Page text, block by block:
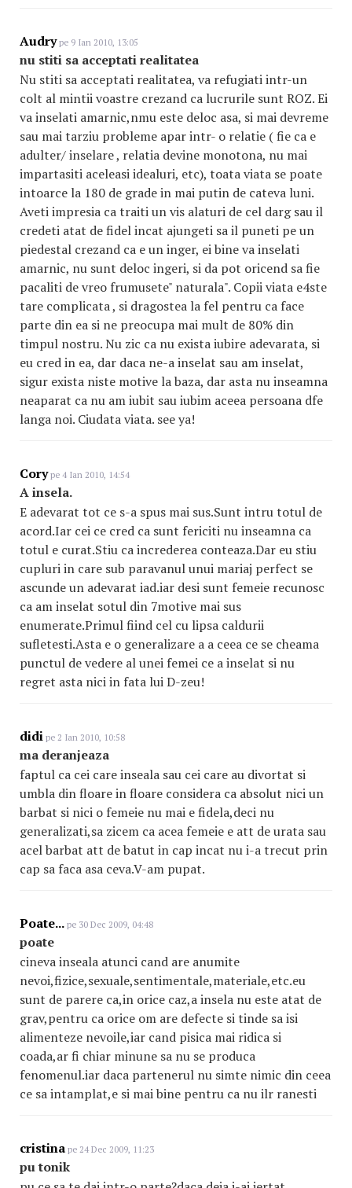
Audrype 9 Ian 2010, 13:05
nu stiti sa acceptati realitatea
Nu stiti sa acceptati realitatea, va refugiati intr-un
colt al mintii voastre crezand ca lucrurile sunt ROZ. Ei
va inselati amarnic,nmu este deloc asa, si mai devreme
sau mai tarziu probleme apar intr- o relatie ( fie ca e
adulter/ inselare , relatia devine monotona, nu mai
impartasiti aceleasi idealuri, etc), toata viata se poate
intoarce la 180 de grade in mai putin de cateva luni.
Aveti impresia ca traiti un vis alaturi de cel darg sau il
credeti atat de fidel incat ajungeti sa il puneti pe un
piedestal crezand ca e un inger, ei bine va inselati
amarnic, nu sunt deloc ingeri, si da pot oricend sa fie
pacaliti de vreo frumusete" naturala". Copii viata e4ste
tare complicata , si dragostea la fel pentru ca face
parte din ea si ne preocupa mai mult de 80% din
timpul nostru. Nu zic ca nu exista iubire adevarata, si
eu cred in ea, dar daca ne-a inselat sau am inselat,
sigur exista niste motive la baza, dar asta nu inseamna
neaparat ca nu am iubit sau iubim aceea persoana dfe
langa noi. Ciudata viata. see ya!
Corype 4 Ian 2010, 14:54
A insela.
E adevarat tot ce s-a spus mai sus.Sunt intru totul de
acord.Iar cei ce cred ca sunt fericiti nu inseamna ca
totul e curat.Stiu ca increderea conteaza.Dar eu stiu
cupluri in care sub paravanul unui mariaj perfect se
ascunde un adevarat iad.iar desi sunt femeie recunosc
ca am inselat sotul din 7motive mai sus
enumerate.Primul fiind cel cu lipsa caldurii
sufletesti.Asta e o generalizare a a ceea ce se cheama
punctul de vedere al unei femei ce a inselat si nu
regret asta nici in fata lui D-zeu!
didi pe 2 Ian 2010, 10:58
ma deranjeaza
faptul ca cei care inseala sau cei care au divortat si
umbla din floare in floare considera ca absolut nici un
barbat si nici o femeie nu mai e fidela,deci nu
generalizati,sa zicem ca acea femeie e att de urata sau
acel barbat att de batut in cap incat nu i-a trecut prin
cap sa faca asa ceva.V-am pupat.
Poate... pe 30 Dec 2009, 04:48
poate
cineva inseala atunci cand are anumite
nevoi,fizice,sexuale,sentimentale,materiale,etc.eu
sunt de parere ca,in orice caz,a insela nu este atat de
grav,pentru ca orice om are defecte si tinde sa isi
alimenteze nevoile,iar cand pisica mai ridica si
coada,ar fi chiar minune sa nu se produca
fenomenul.iar daca partenerul nu simte nimic din ceea
ce sa intamplat,e si mai bine pentru ca nu ilr ranesti
cristina pe 24 Dec 2009, 11:23
pu tonik